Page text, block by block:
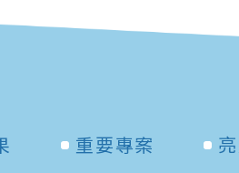
重要專案